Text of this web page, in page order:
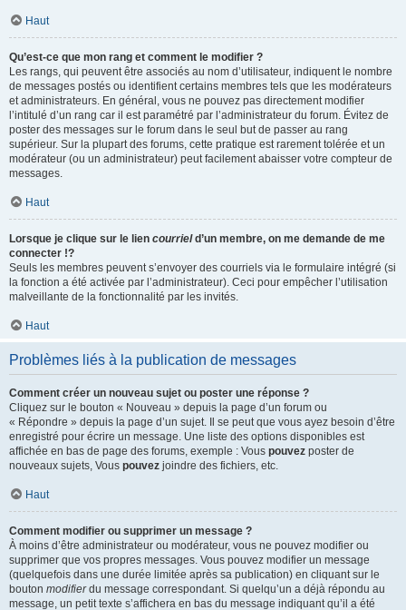
Haut
Qu’est-ce que mon rang et comment le modifier ?
Les rangs, qui peuvent être associés au nom d’utilisateur, indiquent le nombre
de messages postés ou identifient certains membres tels que les modérateurs
et administrateurs. En général, vous ne pouvez pas directement modifier
l’intitulé d’un rang car il est paramétré par l’administrateur du forum. Évitez de
poster des messages sur le forum dans le seul but de passer au rang
supérieur. Sur la plupart des forums, cette pratique est rarement tolérée et un
modérateur (ou un administrateur) peut facilement abaisser votre compteur de
messages.
Haut
Lorsque je clique sur le lien courrield’un membre, on me demande de me
connecter !?
Seuls les membres peuvent s’envoyer des courriels via le formulaire intégré (si
la fonction a été activée par l’administrateur). Ceci pour empêcher l’utilisation
malveillante de la fonctionnalité par les invités.
Haut
Problèmes liés à la publication de messages
Comment créer un nouveau sujet ou poster une réponse ?
Cliquez sur le bouton « Nouveau » depuis la page d’un forum ou
« Répondre » depuis la page d’un sujet. Il se peut que vous ayez besoin d’être
enregistré pour écrire un message. Une liste des options disponibles est
affichée en bas de page des forums, exemple : Vous pouvez poster de
nouveaux sujets, Vous pouvez joindre des fichiers, etc.
Haut
Comment modifier ou supprimer un message ?
À moins d’être administrateur ou modérateur, vous ne pouvez modifier ou
supprimer que vos propres messages. Vous pouvez modifier un message
(quelquefois dans une durée limitée après sa publication) en cliquant sur le
bouton modifierdu message correspondant. Si quelqu’un a déjà répondu au
message, un petit texte s’affichera en bas du message indiquant qu’il a été